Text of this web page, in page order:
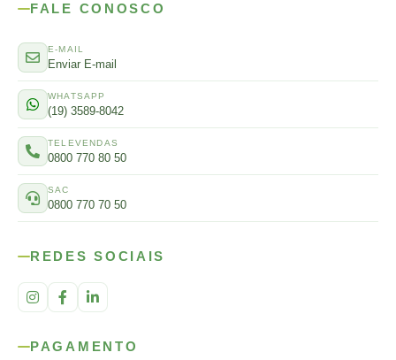
FALE CONOSCO
E-MAIL
Enviar E-mail
WHATSAPP
(19) 3589-8042
TELEVENDAS
0800 770 80 50
SAC
0800 770 70 50
REDES SOCIAIS
PAGAMENTO